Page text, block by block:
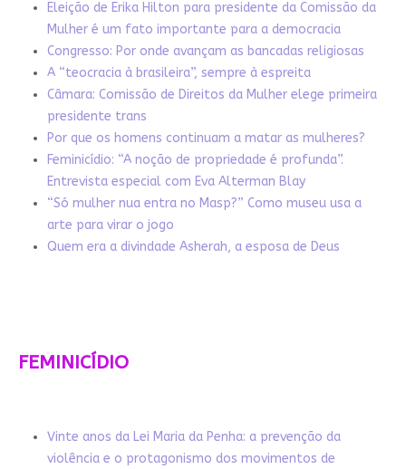
Eleição de Erika Hilton para presidente da Comissão da
Mulher é um fato importante para a democracia
Congresso: Por onde avançam as bancadas religiosas
A “teocracia à brasileira”, sempre à espreita
Câmara: Comissão de Direitos da Mulher elege primeira
presidente trans
Por que os homens continuam a matar as mulheres?
Feminicídio: “A noção de propriedade é profunda”.
Entrevista especial com Eva Alterman Blay
“Só mulher nua entra no Masp?” Como museu usa a
arte para virar o jogo
Quem era a divindade Asherah, a esposa de Deus
FEMINICÍDIO
Vinte anos da Lei Maria da Penha: a prevenção da
violência e o protagonismo dos movimentos de